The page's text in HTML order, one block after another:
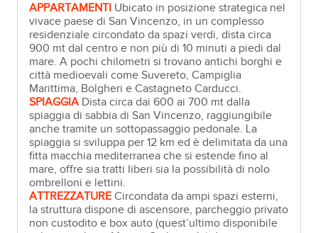
APPARTAMENTI Ubicato in posizione strategica nel
vivace paese di San Vincenzo, in un complesso
residenziale circondato da spazi verdi, dista circa
900 mt dal centro e non più di 10 minuti a piedi dal
mare. A pochi chilometri si trovano antichi borghi e
città medioevali come Suvereto, Campiglia
Marittima, Bolgheri e Castagneto Carducci.
SPIAGGIA Dista circa dai 600 ai 700 mt dalla
spiaggia di sabbia di San Vincenzo, raggiungibile
anche tramite un sottopassaggio pedonale. La
spiaggia si sviluppa per 12 km ed è delimitata da una
fitta macchia mediterranea che si estende fino al
mare, offre sia tratti liberi sia la possibilità di nolo
ombrelloni e lettini.
ATTREZZATURE Circondata da ampi spazi esterni,
la struttura dispone di ascensore, parcheggio privato
non custodito e box auto (quest’ultimo disponibile